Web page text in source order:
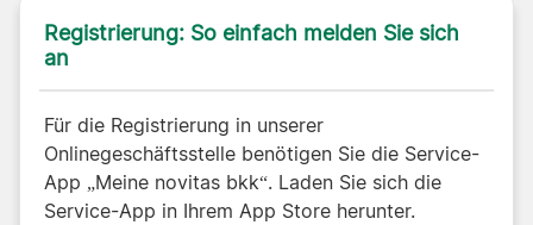
Registrierung: So einfach melden Sie sich
an
Für die Registrierung in unserer
Onlinegeschäftsstelle benötigen Sie die Service-
App „Meine novitas bkk“. Laden Sie sich die
Service-App in Ihrem App Store herunter.